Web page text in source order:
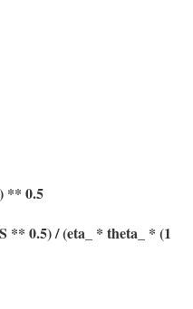
** 0.5
0.5) / (eta_ * theta_ * (1